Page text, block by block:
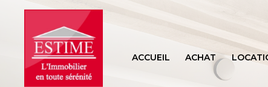
ACCUEIL ACHAT